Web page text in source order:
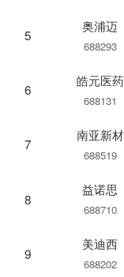
5
奥浦迈
688293
6
皓元医药
688131
7
南亚新材
688519
8
益诺思
688710
9
美迪西
688202